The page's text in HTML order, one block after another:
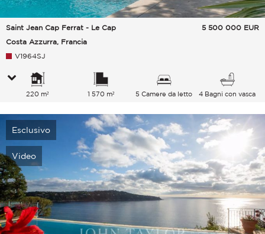
Saint Jean Cap Ferrat - Le Cap
Costa Azzurra, Francia
5 500 000 EUR
V1964SJ
220 m² 1 570 m² 5 Camere da letto 4 Bagni con vasca
Esclusivo
Video